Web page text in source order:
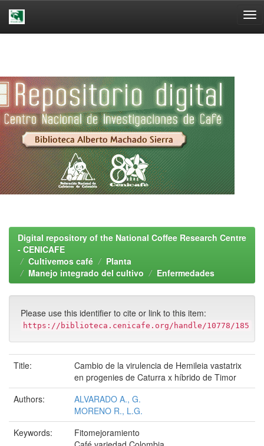
Digital repository of the National Coffee Research Centre
- CENICAFE
Cultivemos café
Planta
Manejo integrado del cultivo
Enfermedades
Please use this identifier to cite or link to this item:
https://biblioteca.cenicafe.org/handle/10778/185
Title:
Cambio de la virulencia de Hemileia vastatrix
en progenies de Caturra x híbrido de Timor
Authors:
ALVARADO A., G.
MORENO R., L.G.
Keywords:
Fitomejoramiento